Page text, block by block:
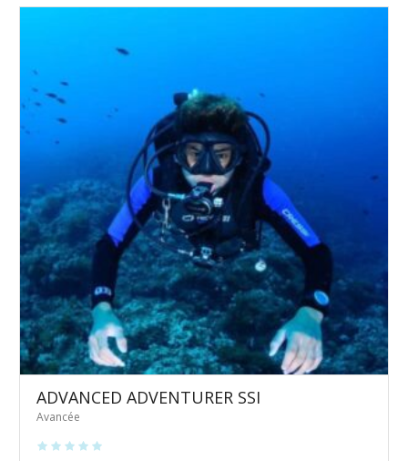
ADVANCED ADVENTURER SSI
Avancée